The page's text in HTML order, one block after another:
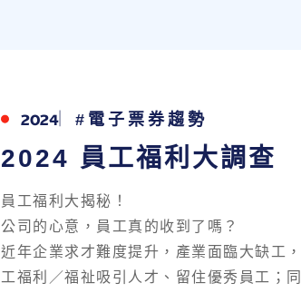
2024 #電子票券趨勢
2024 員工福利大調查
員工福利大揭秘！
公司的心意，員工真的收到了嗎？
近年企業求才難度提升，產業面臨大缺工
工福利／福祉吸引人才、留住優秀員工；